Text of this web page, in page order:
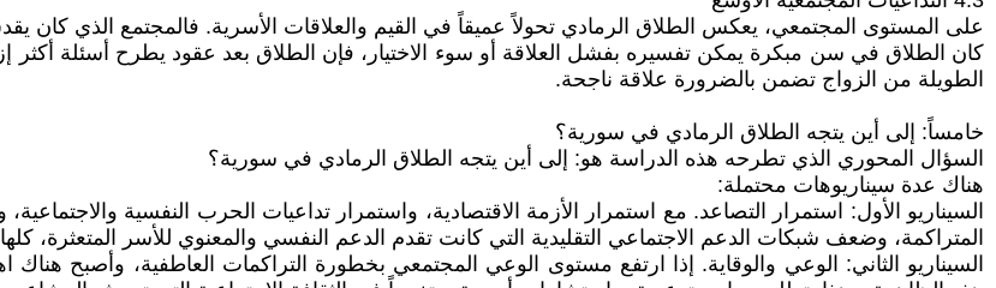
على المستوى المجتمعي، يعكس الطلاق الرمادي تحولاً عميقاً في القيم والعلاقات الأسرية. فالمجتمع الذي كان
كان الطلاق في سن مبكرة يمكن تفسيره بفشل العلاقة أو سوء الاختيار، فإن الطلاق بعد عقود يطرح أسئلة أكثر
الطويلة من الزواج تضمن بالضرورة علاقة ناجحة.
خامساً: إلى أين يتجه الطلاق الرمادي في سورية؟
السؤال المحوري الذي تطرحه هذه الدراسة هو: إلى أين يتجه الطلاق الرمادي في سورية؟
هناك عدة سيناريوهات محتملة:
السيناريو الأول: استمرار التصاعد. مع استمرار الأزمة الاقتصادية، واستمرار تداعيات الحرب النفسية
المتراكمة، وضعف شبكات الدعم الاجتماعي التقليدية التي كانت تقدم الدعم النفسي والمعنوي للأسر المتعثرة،
السيناريو الثاني: الوعي والوقاية. إذا ارتفع مستوى الوعي المجتمعي بخطورة التراكمات العاطفية، وأصبح